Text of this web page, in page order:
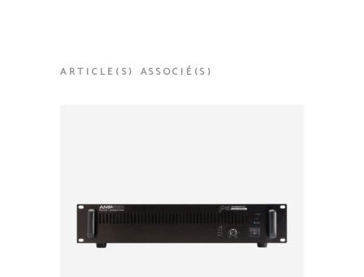
ARTICLE(S) ASSOCIÉ(S)